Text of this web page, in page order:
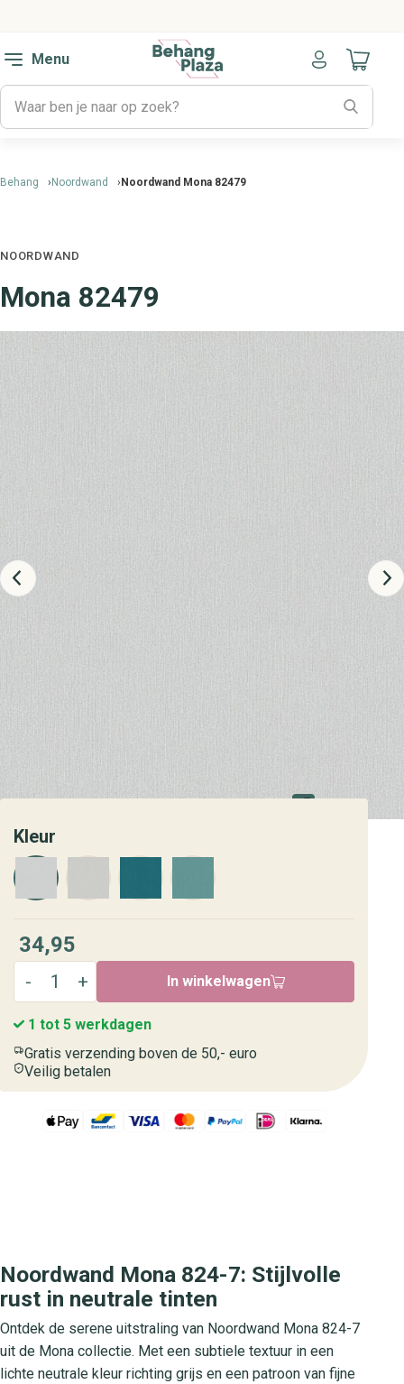
Menu
Naar
Behang Noordwand Noordwand Mona 82479
NOORDWAND
Mona 82479
Kleur
34,95
In winkelwagen
1 tot 5 werkdagen
Gratis verzending boven de 50,- euro
Veilig betalen
Noordwand Mona 824-7: Stijlvolle
rust in neutrale tinten
Ontdek de serene uitstraling van Noordwand Mona 824-7
uit de Mona collectie. Met een subtiele textuur in een
lichte neutrale kleur richting grijs en een patroon van fijne